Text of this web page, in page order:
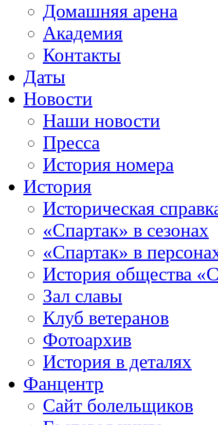
Домашняя арена
Академия
Контакты
Даты
Новости
Наши новости
Пресса
История номера
История
Историческая
«Спартак» в сезонах
«Спартак» в
История общества
Зал славы
Клуб ветеранов
Фотоархив
История в деталях
Фанцентр
Сайт болельщиков